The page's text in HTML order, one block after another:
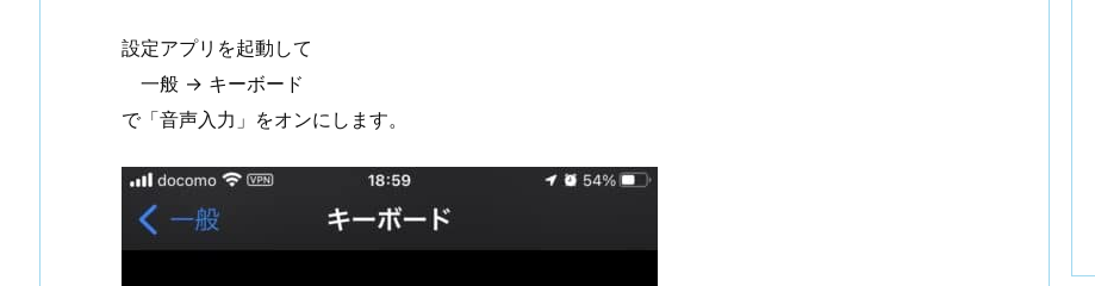
設定アプリを起動して
一般 → キーボード
で「音声入力」をオンにします。